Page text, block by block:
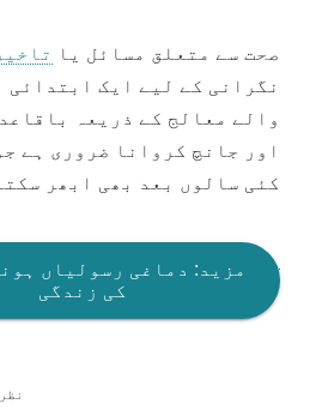
صحت سے متعلق مسائل یا
نگرانی کے لیے ایک ابتدائی
والے معالج کے ذریعہ
اور جانچ کروانا ضروری ہے
کئی سالوں بعد بھی ابھر
مزید: دماغی رسولیاں
کی زندگی